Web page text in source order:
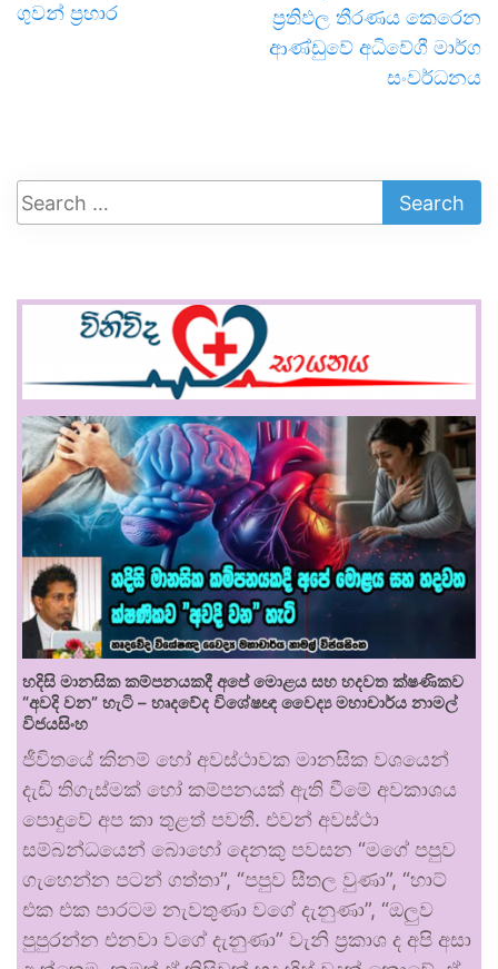
ගුවන් ප්‍රහාර
ප්‍රතිඵල තීරණය කෙරෙන
ආණ්ඩුවේ අධිවේගී මාර්ග
සංවර්ධනය
හදිසි මානසික කම්පනයකදී අපේ මොළය සහ හදවත ක්ෂණිකව
“අවදි වන” හැටි – හෘදවේද විශේෂඥ වෛද්‍ය මහාචාර්ය නාමල්
විජයසිංහ
ජීවිතයේ කිනම් හෝ අවස්ථාවක මානසික වශයෙන්
දැඩි තිගැස්මක් හෝ කම්පනයක් ඇති වීමේ අවකාශය
පොදුවේ අප කා තුළත් පවතී. එවන් අවස්ථා
සම්බන්ධයෙන් බොහෝ දෙනකු පවසන “මගේ පපුව
ගැහෙන්න පටන් ගත්තා”, “පපුව සීතල වුණා”, “හාට්
එක එක පාරටම නැවතුණා වගේ දැනුණා”, “ඔලුව
පුපුරන්න එනවා වගේ දැනුණා” වැනි ප්‍රකාශ ද අපි අසා